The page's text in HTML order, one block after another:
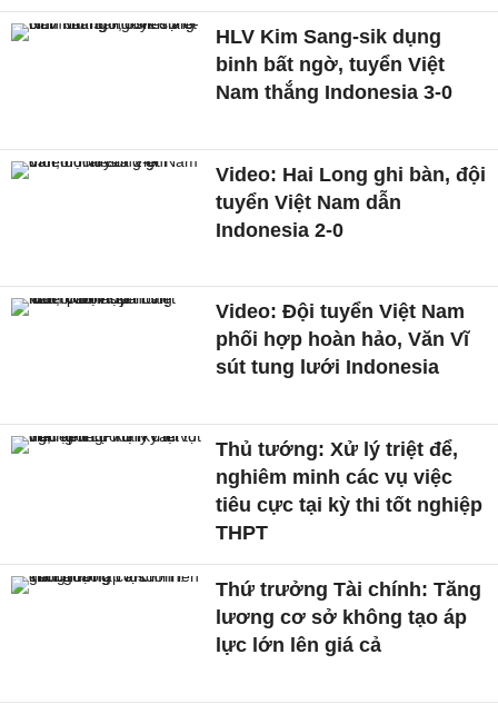
HLV Kim Sang-sik dụng
binh bất ngờ, tuyển Việt
Nam thắng Indonesia 3-0
Video: Hai Long ghi bàn, đội
tuyển Việt Nam dẫn
Indonesia 2-0
Video: Đội tuyển Việt Nam
phối hợp hoàn hảo, Văn Vĩ
sút tung lưới Indonesia
Thủ tướng: Xử lý triệt để,
nghiêm minh các vụ việc
tiêu cực tại kỳ thi tốt nghiệp
THPT
Thứ trưởng Tài chính: Tăng
lương cơ sở không tạo áp
lực lớn lên giá cả